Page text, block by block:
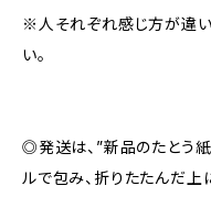
※人それぞれ感じ方が違
い。
◎発送は、”新品のたとう
ルで包み、折りたたんだ上